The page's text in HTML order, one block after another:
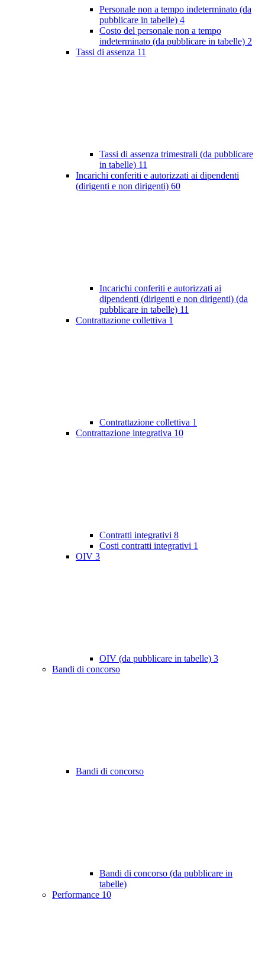
Personale non a tempo indeterminato (da
pubblicare in tabelle) 4
Costo del personale non a tempo
indeterminato (da pubblicare in tabelle) 2
Tassi di assenza 11
Tassi di assenza trimestrali (da pubblicare
in tabelle) 11
Incarichi conferiti e autorizzati ai dipendenti
(dirigenti e non dirigenti) 60
Incarichi conferiti e autorizzati ai
dipendenti (dirigenti e non dirigenti) (da
pubblicare in tabelle) 11
Contrattazione collettiva 1
Contrattazione collettiva 1
Contrattazione integrativa 10
Contratti integrativi 8
Costi contratti integrativi 1
OIV 3
OIV (da pubblicare in tabelle) 3
Bandi di concorso
Bandi di concorso
Bandi di concorso (da pubblicare in
tabelle)
Performance 10